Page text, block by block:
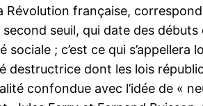
Révolution française,
seuil, qui date des
; c’est ce qui s’appellera
destructrice dont les lois
confondue avec l’idée de «